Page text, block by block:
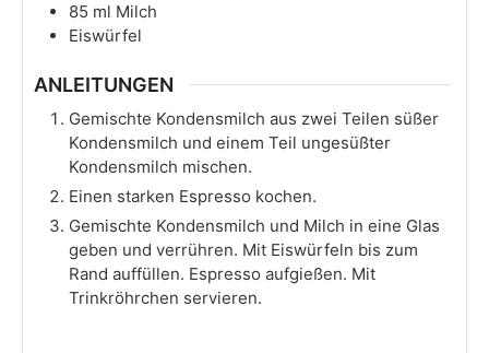
85 ml Milch
Eiswürfel
ANLEITUNGEN
Gemischte Kondensmilch aus zwei Teilen süßer
Kondensmilch und einem Teil ungesüßter
Kondensmilch mischen.
Einen starken Espresso kochen.
Gemischte Kondensmilch und Milch in eine Glas
geben und verrühren. Mit Eiswürfeln bis zum
Rand auffüllen. Espresso aufgießen. Mit
Trinkröhrchen servieren.